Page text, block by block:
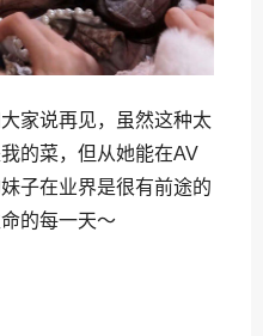
家说再见，虽然这种太
的菜，但从她能在AV
子在业界是很有前途的
的每一天〜